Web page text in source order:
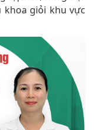
khoa giỏi khu vực